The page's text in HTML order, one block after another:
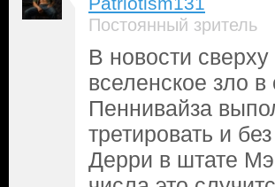
Постоянный зритель
В новости
вселенское зло
Пеннивайза
третировать и
Дерри в штате